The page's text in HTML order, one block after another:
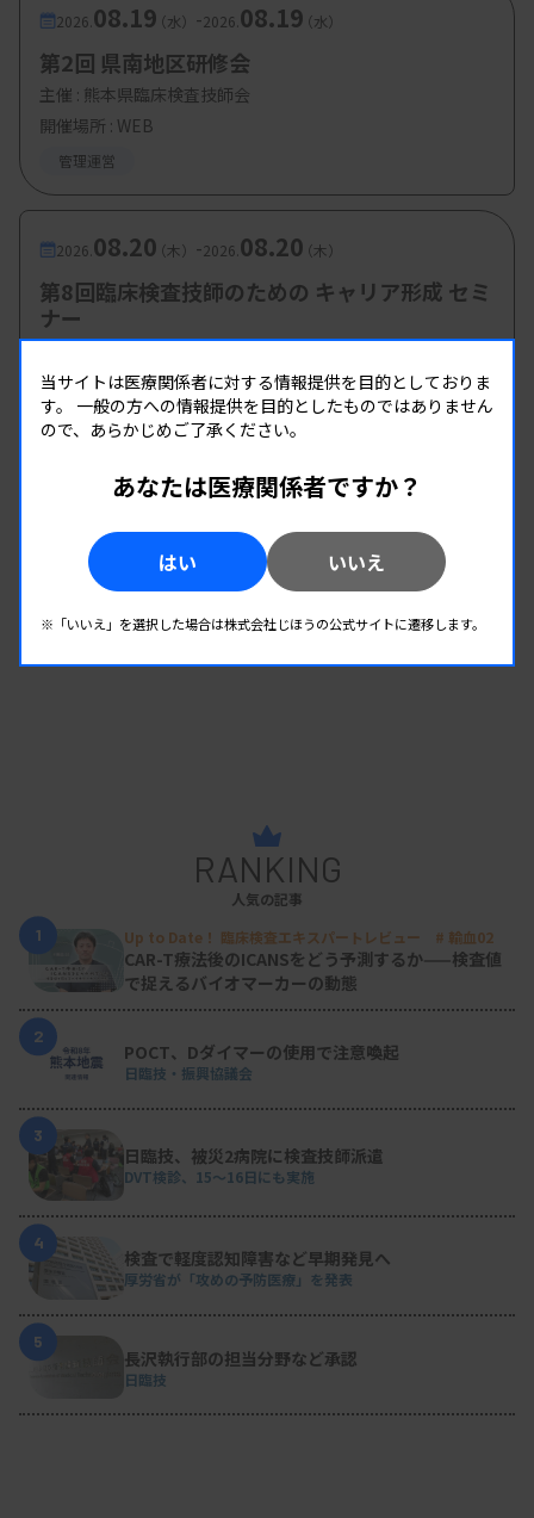
【参加費・定員など】
・参加費： 会員 3000円
2026. 08.19（水） -2026. 08.19（水）
第2回 県南地区研修会
主催 : 熊本県臨床検査技師会
開催場所 : WEB
管理運営
2026. 08.20（木） -2026. 08.20（木）
第8回臨床検査技師のための キャリア形成 セミ
ナー
開催場所 : WEB
管理運営
RANKING
人気の記事
1
Up to Date！ 臨床検査エキスパートレビュー # 輸血02
CAR-T療法後のICANSをどう予測するか——検査値
で捉えるバイオマーカーの動態
2
POCT、Dダイマーの使用で注意喚起
日臨技・振興協議会
3
日臨技、被災2病院に検査技師派遣
DVT検診、15～16日にも実施
4
検査で軽度認知障害など早期発見へ
厚労省が「攻めの予防医療」を発表
5
長沢執行部の担当分野など承認
日臨技
当サイトは医療関係者に対する情報提供を目的としておりま
す。 一般の方への情報提供を目的としたものではありません
ので、あらかじめご了承ください。
あなたは医療関係者ですか？
はい いいえ
※「いいえ」を選択した場合は株式会社じほうの公式サイトに遷移します。